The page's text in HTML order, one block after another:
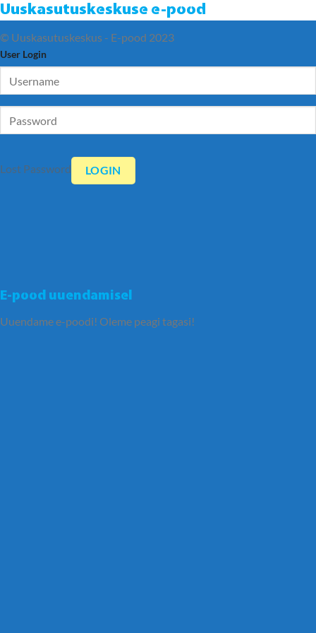
Uuskasutuskeskuse e-pood
E-pood uuendamisel
Uuendame e-poodi! Oleme peagi tagasi!
© Uuskasutuskeskus - E-pood 2023
User Login
Lost Password